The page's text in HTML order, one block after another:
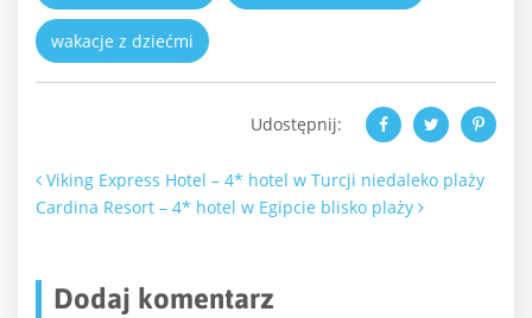
wakacje z dziećmi
Udostępnij:
Nawigacja po artykułach
Viking Express Hotel – 4* hotel w Turcji niedaleko plaży
Cardina Resort – 4* hotel w Egipcie blisko plaży
Dodaj komentarz